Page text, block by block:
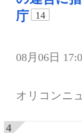
庁
14
08月06日
オリコンニ